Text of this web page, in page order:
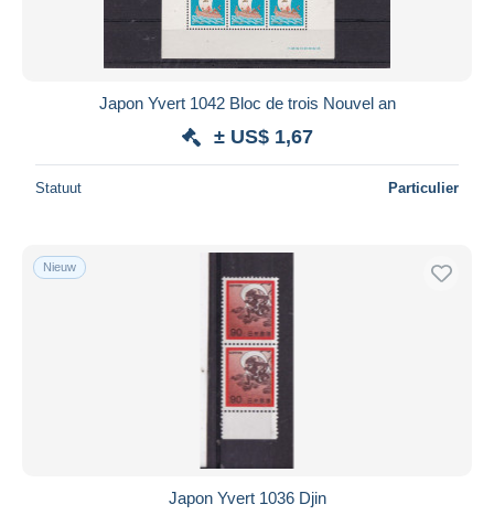
Japon Yvert 1042 Bloc de trois Nouvel an
± US$ 1,67
Statuut Particulier
Nieuw
Japon Yvert 1036 Djin